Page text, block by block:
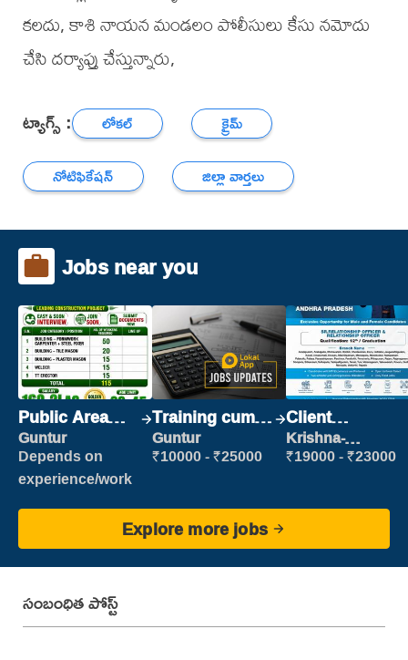
కలదు, కాశి నాయన మండలం పోలీసులు కేసు నమోదు
చేసి దర్యాప్తు చేస్తున్నారు,
ట్యాగ్స్ : లోకల్
క్రైమ్
నోటిఫికేషన్
జిల్లా వార్తలు
Jobs near you
Public Area
Cleaner
Guntur
Depends on
experience/work
Training cum
Placement
Guntur
₹10000 - ₹25000
Client
Relationship
Executive
Krishna-
vijayawada
₹19000 - ₹23000
Explore more jobs
సంబంధిత పోస్ట్